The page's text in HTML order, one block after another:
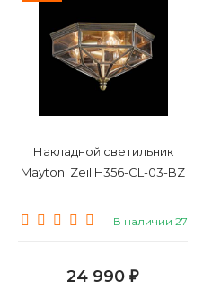
Накладной светильник
Maytoni Zeil H356-CL-03-BZ
В наличии 27
24 990 ₽